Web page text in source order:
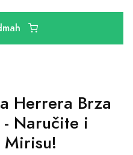
Herrera Brza
- Naručite i
Mirisu!